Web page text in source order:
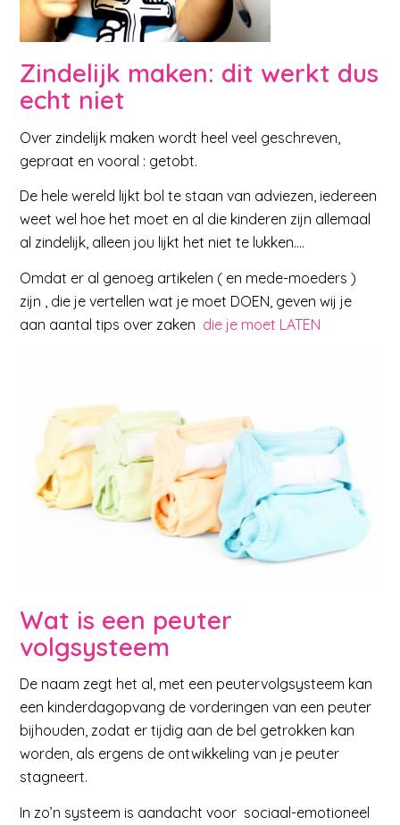
Zindelijk maken: dit werkt dus
echt niet
Over zindelijk maken wordt heel veel geschreven,
gepraat en vooral : getobt.
De hele wereld lijkt bol te staan van adviezen, iedereen
weet wel hoe het moet en al die kinderen zijn allemaal
al zindelijk, alleen jou lijkt het niet te lukken….
Omdat er al genoeg artikelen ( en mede-moeders )
zijn , die je vertellen wat je moet DOEN, geven wij je
aan aantal tips over zaken die je moet LATEN
Wat is een peuter
volgsysteem
De naam zegt het al, met een peutervolgsysteem kan
een kinderdagopvang de vorderingen van een peuter
bijhouden, zodat er tijdig aan de bel getrokken kan
worden, als ergens de ontwikkeling van je peuter
stagneert.
In zo’n systeem is aandacht voor sociaal-emotioneel